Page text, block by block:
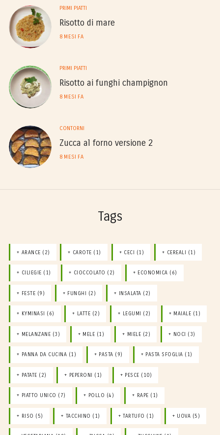
PRIMI PIATTI
Risotto di mare
8 MESI FA
PRIMI PIATTI
Risotto ai funghi champignon
8 MESI FA
CONTORNI
Zucca al forno versione 2
8 MESI FA
Tags
ARANCE (2) CAROTE (1) CECI (1) CEREALI (1)
CILIEGIE (1) CIOCCOLATO (2) ECONOMICA (6)
FESTE (9) FUNGHI (2) INSALATA (2)
KYMINASI (6) LATTE (2) LEGUMI (2) MAIALE (1)
MELANZANE (3) MELE (1) MIELE (2) NOCI (3)
PANNA DA CUCINA (1) PASTA (9) PASTA SFOGLIA (1)
PATATE (2) PEPERONI (1) PESCE (10)
PIATTO UNICO (7) POLLO (4) RAPE (1)
RISO (5) TACCHINO (1) TARTUFO (1) UOVA (5)